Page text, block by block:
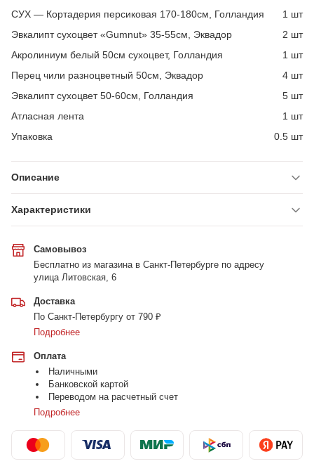
СУХ — Кортадерия персиковая 170-180см, Голландия
1 шт
Эвкалипт сухоцвет «Gumnut» 35-55см, Эквадор
2 шт
Акролиниум белый 50см сухоцвет, Голландия
1 шт
Перец чили разноцветный 50см, Эквадор
4 шт
Эвкалипт сухоцвет 50-60см, Голландия
5 шт
Атласная лента
1 шт
Упаковка
0.5 шт
Описание
Характеристики
Самовывоз
Бесплатно из магазина в Санкт-Петербурге по адресу
улица Литовская, 6
Доставка
По Санкт-Петербургу от 790 ₽
Подробнее
Оплата
Наличными
Банковской картой
Переводом на расчетный счет
Подробнее